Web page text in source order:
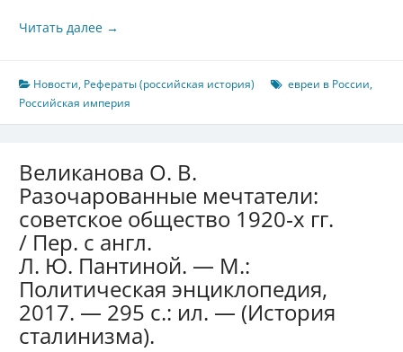
Читать далее →
Новости, Рефераты (российская история) евреи в России,
Российская империя
Великанова О. В.
Разочарованные мечтатели:
советское общество 1920‑х гг.
/ Пер. с англ.
Л. Ю. Пантиной. — М.:
Политическая энциклопедия,
2017. — 295 с.: ил. — (История
сталинизма).